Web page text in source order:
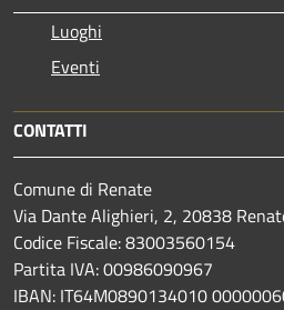
Luoghi
Eventi
CONTATTI
Comune di Renate
Via Dante Alighieri, 2, 20838
Codice Fiscale: 83003560154
Partita IVA: 00986090967
IBAN: IT64M0890134010